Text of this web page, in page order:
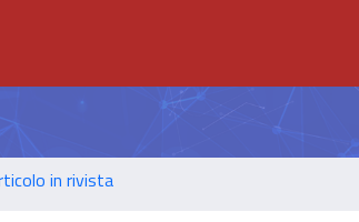
in rivista